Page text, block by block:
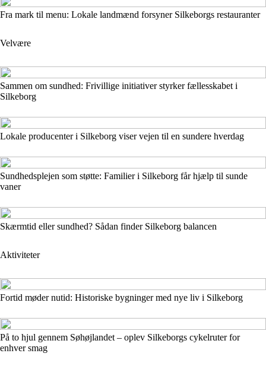
Fra mark til menu: Lokale landmænd forsyner Silkeborgs restauranter
Velvære
Sammen om sundhed: Frivillige initiativer styrker fællesskabet i
Silkeborg
Lokale producenter i Silkeborg viser vejen til en sundere hverdag
Sundhedsplejen som støtte: Familier i Silkeborg får hjælp til sunde
vaner
Skærmtid eller sundhed? Sådan finder Silkeborg balancen
Aktiviteter
Fortid møder nutid: Historiske bygninger med nye liv i Silkeborg
På to hjul gennem Søhøjlandet – oplev Silkeborgs cykelruter for
enhver smag